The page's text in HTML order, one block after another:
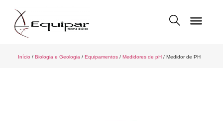
Início / Biologia e Geologia / Equipamentos/ Medidores de pH/ Medidor de PH